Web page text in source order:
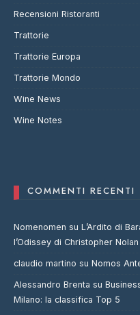
Recensioni Ristoranti
Trattorie
Trattorie Europa
Trattorie Mondo
Wine News
Wine Notes
COMMENTI RECENTI
Nomenomen su L’Ardito di
l’Odissey di Christopher Nolan
claudio martino su Nomos
Alessandro Brenta su
Milano: la classifica Top 5